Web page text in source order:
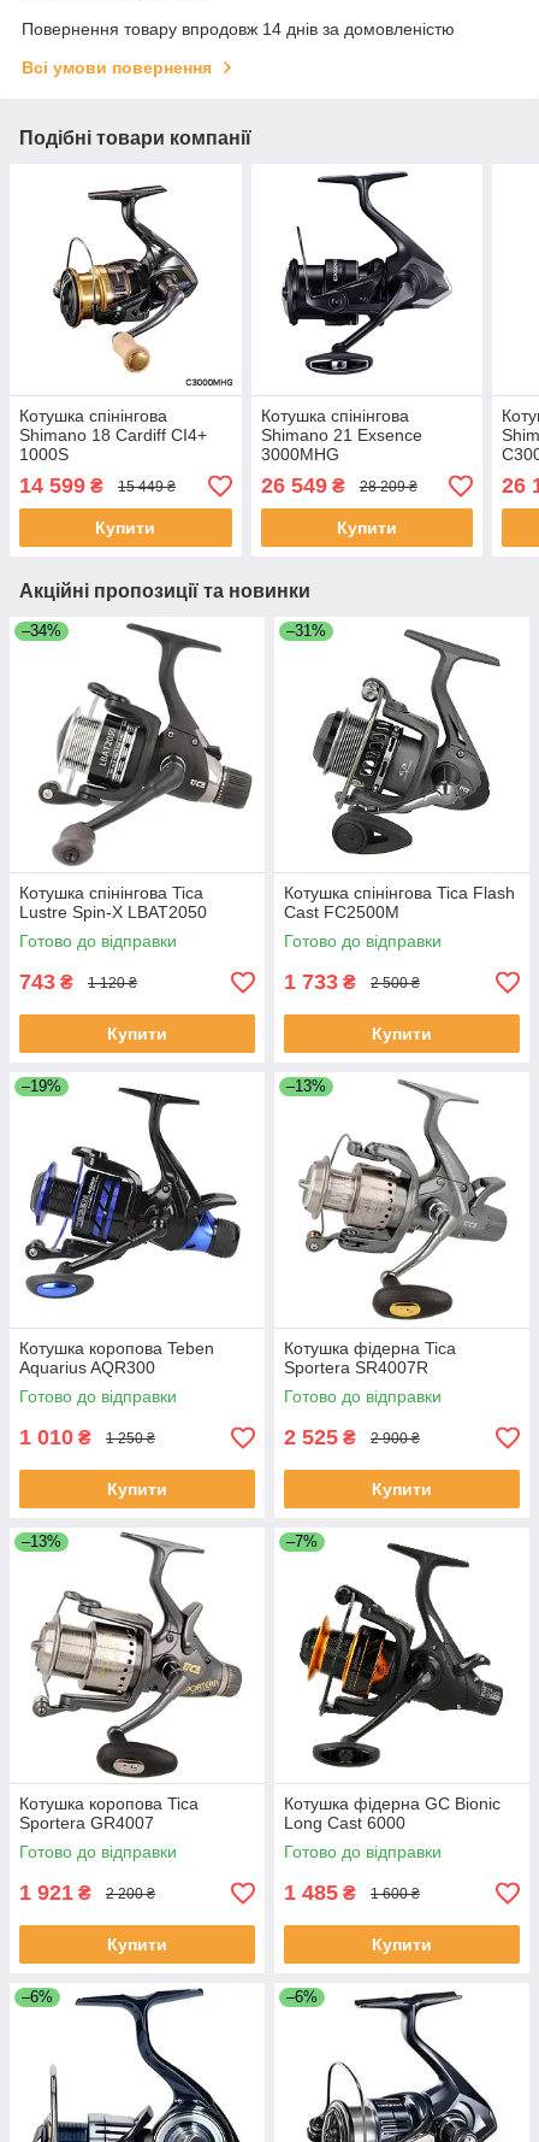
Повернення товару впродовж 14 днів за домовленістю
Всі умови повернення
Подібні товари компанії
Котушка спінінгова
Shimano 18 Cardiff CI4+
1000S
14 599 ₴ 15 449 ₴
Купити
Котушка спінінгова
Shimano 21 Exsence
3000MHG
26 549₴ 28 209 ₴
Купити
26
Акційні пропозиції та новинки
–34%
Котушка спінінгова Tica
Lustre Spin-X LBAT2050
Готово до відправки
743 ₴ 1 120 ₴
Купити
–31%
Котушка спінінгова Tica Flash
Cast FC2500M
Готово до відправки
1 733 ₴ 2 500 ₴
Купити
–19%
Котушка коропова Teben
Aquarius AQR300
Готово до відправки
1 010 ₴ 1 250 ₴
Купити
–13%
Котушка фідерна Tica
Sportera SR4007R
Готово до відправки
2 525 ₴ 2 900 ₴
Купити
–13%
Котушка коропова Tica
Sportera GR4007
Готово до відправки
1 921 ₴ 2 200 ₴
Купити
–7%
Котушка фідерна GC Bionic
Long Cast 6000
Готово до відправки
1 485 ₴ 1 600 ₴
Купити
–6% –6%